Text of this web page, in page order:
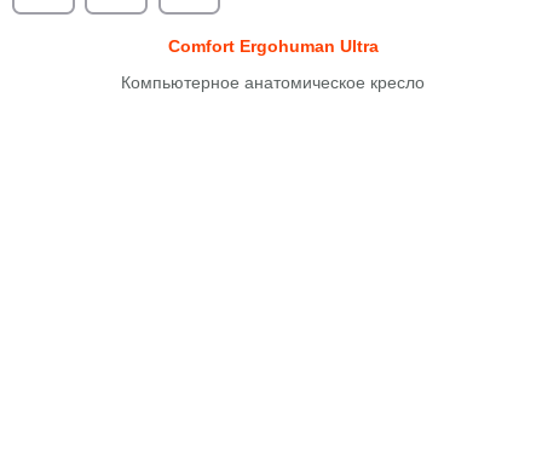
Comfort Ergohuman Ultra
Компьютерное анатомическое кресло